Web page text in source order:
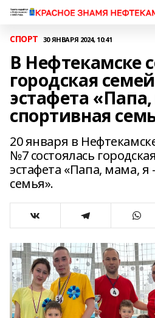
СПОРТ 30 ЯНВАРЯ 2024, 10:41
В Нефтекамске
городская
эстафета
спортивная
20 января в
№7 состоялась
эстафета «Папа, мама, я
семья».